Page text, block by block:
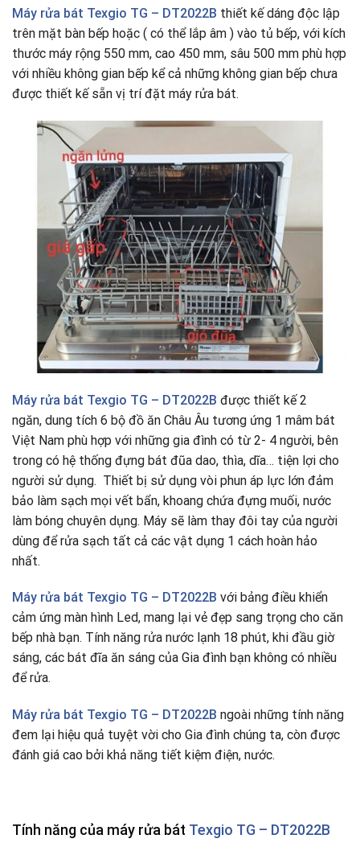
Máy rửa bát Texgio TG – DT2022B thiết kế dáng độc lập
trên mặt bàn bếp hoặc ( có thể lắp âm ) vào tủ bếp, với kích
thước máy rộng 550 mm, cao 450 mm, sâu 500 mm phù hợp
với nhiều không gian bếp kể cả những không gian bếp chưa
được thiết kế sẵn vị trí đặt máy rửa bát.
Máy rửa bát Texgio TG – DT2022B được thiết kế 2
ngăn, dung tích 6 bộ đồ ăn Châu Âu tương ứng 1 mâm bát
Việt Nam phù hợp với những gia đình có từ 2- 4 người, bên
trong có hệ thống đựng bát đũa dao, thìa, dĩa… tiện lợi cho
người sử dụng. Thiết bị sử dụng vòi phun áp lực lớn đảm
bảo làm sạch mọi vết bẩn, khoang chứa đựng muối, nước
làm bóng chuyên dụng. Máy sẽ làm thay đôi tay của người
dùng để rửa sạch tất cả các vật dụng 1 cách hoàn hảo
nhất.
Máy rửa bát Texgio TG – DT2022B với bảng điều khiển
cảm ứng màn hình Led, mang lại vẻ đẹp sang trọng cho căn
bếp nhà bạn. Tính năng rửa nước lạnh 18 phút, khi đầu giờ
sáng, các bát đĩa ăn sáng của Gia đình bạn không có nhiều
để rửa.
Máy rửa bát Texgio TG – DT2022B ngoài những tính năng
đem lại hiệu quả tuyệt vời cho Gia đình chúng ta, còn được
đánh giá cao bởi khả năng tiết kiệm điện, nước.
Tính năng của máy rửa bát Texgio TG – DT2022B